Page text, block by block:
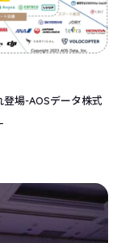
場-AOSデータ株式